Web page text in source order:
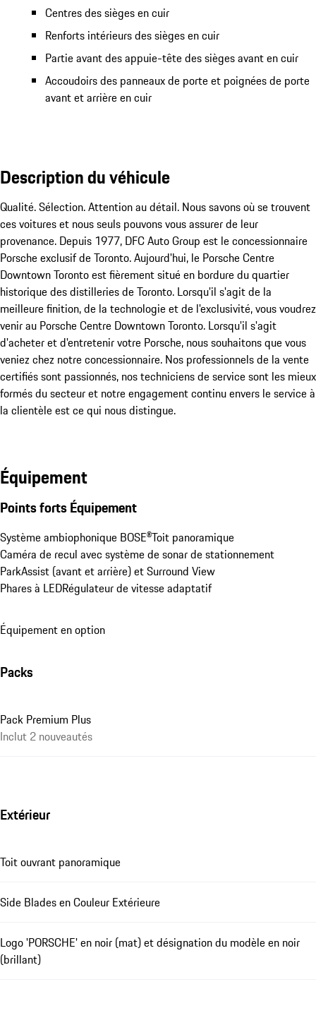
Centres des sièges en cuir
Renforts intérieurs des sièges en cuir
Partie avant des appuie-tête des sièges avant en cuir
Accoudoirs des panneaux de porte et poignées de porte
avant et arrière en cuir
Description du véhicule
Qualité. Sélection. Attention au détail. Nous savons où se trouvent
ces voitures et nous seuls pouvons vous assurer de leur
provenance. Depuis 1977, DFC Auto Group est le concessionnaire
Porsche exclusif de Toronto. Aujourd'hui, le Porsche Centre
Downtown Toronto est fièrement situé en bordure du quartier
historique des distilleries de Toronto. Lorsqu'il s'agit de la
meilleure finition, de la technologie et de l'exclusivité, vous voudrez
venir au Porsche Centre Downtown Toronto. Lorsqu'il s'agit
d'acheter et d'entretenir votre Porsche, nous souhaitons que vous
veniez chez notre concessionnaire. Nos professionnels de la vente
certifiés sont passionnés, nos techniciens de service sont les mieux
formés du secteur et notre engagement continu envers le service à
la clientèle est ce qui nous distingue.
Équipement
Points forts Équipement
Système ambiophonique BOSE®Toit panoramique
Caméra de recul avec système de sonar de stationnement
ParkAssist (avant et arrière) et Surround View
Phares à LEDRégulateur de vitesse adaptatif
Équipement en option
Packs
Pack Premium Plus
Inclut 2 nouveautés
Extérieur
Toit ouvrant panoramique
Side Blades en Couleur Extérieure
Logo 'PORSCHE' en noir (mat) et désignation du modèle en noir
(brillant)